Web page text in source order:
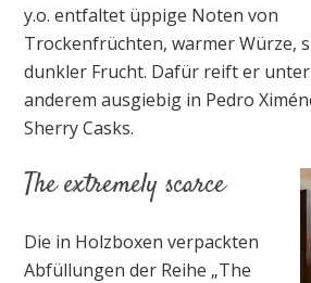
y.o. entfaltet üppige Noten von
Trockenfrüchten, warmer Würze,
dunkler Frucht. Dafür reift er unter
anderem ausgiebig in Pedro
Sherry Casks.
The extremely scarce
Die in Holzboxen verpackten
Abfüllungen der Reihe „The